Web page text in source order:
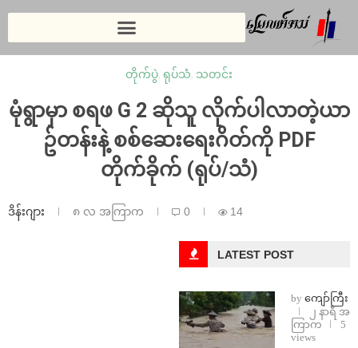
တိုက်ပွဲ, ရုပ်သံ, သတင်း
⁨မုံရွာမှာ စရဖ G 2 ဆိုသူ လိုက်ပါလာတဲ့ယာ
ဥ်တန်းနဲ့ စစ်ဆေးရေးဂိတ်ကို PDF
တိုက်ခိုက် (ရုပ်/သံ)
ဒိန်းဂျား ၈ လ အကြာက 0 14
LATEST POST
by ကျော်ကြီး
၂ နာရီ အ
ကြာက
5
views